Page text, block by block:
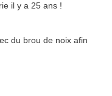
il y a 25 ans !
du brou de noix afin